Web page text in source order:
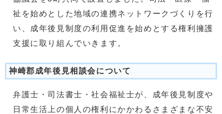
祉を始めとした地域の連携ネットワークづくりを行
い、成年後見制度の利用促進を始めとする権利擁護
支援に取り組んでいきます。
神崎郡成年後見相談会について
弁護士・司法書士・社会福祉士が、成年後見制度や
日常生活上の個人の権利にかかわるさまざまな不安